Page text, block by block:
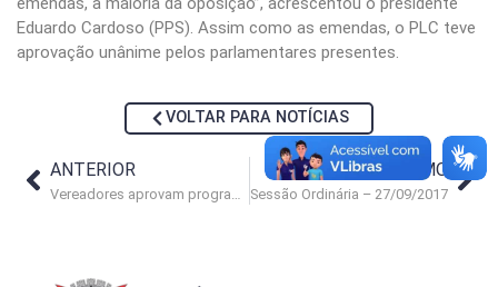
Eduardo Cardoso (PPS). Assim como as emendas, o PLC teve
aprovação unânime pelos parlamentares presentes.
VOLTAR PARA NOTÍCIAS
ANTERIOR PRÓXIMO
Sessão Ordinária – 27/09/2017